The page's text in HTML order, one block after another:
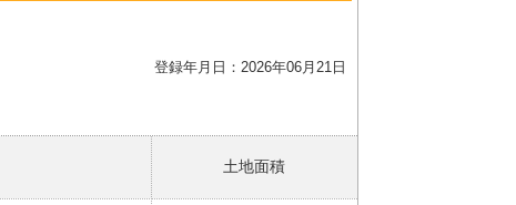
登録年月日：2026年06月21日
土地面積